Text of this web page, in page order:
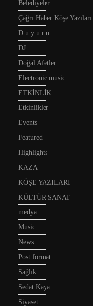
Belediyeler
Çağrı Haber Köşe Yazıları
D u y u r u
DJ
Doğal Afetler
Electronic music
ETKİNLİK
Etkinlikler
Events
Featured
Highlights
KAZA
KÖŞE YAZILARI
KÜLTÜR SANAT
medya
Music
News
Post format
Sağlık
Sedat Kaya
Siyaset